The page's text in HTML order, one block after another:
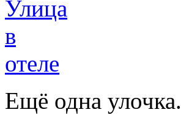
Ещё одна улочка.